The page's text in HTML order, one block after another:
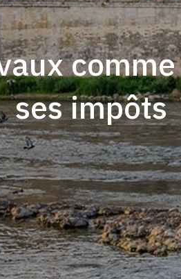
ses impôts